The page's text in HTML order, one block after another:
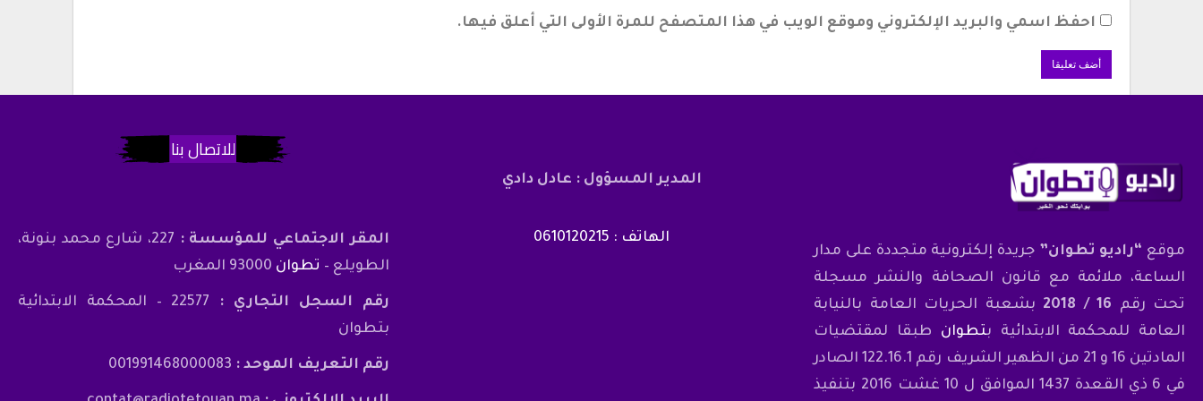
احفظ اسمي والبريد الإلكتروني وموقع الويب في هذا المتصفح للمرة الأولى التي أعلق فيها.
موقع “راديو تطوان” جريدة إلكترونية متجددة على مدار
الساعة، ملائمة مع قانون الصحافة والنشر مسجلة
تحت رقم 16 / 2018
بشعبة الحريات العامة بالنيابة
العامة للمحكمة الابتدائية بتطوان طبقا لمقتضيات
المادتين 16 و 21 من الظهير الشريف رقم 122.16.1 الصادر
في 6 ذي القعدة 1437 الموافق ل 10 غشت 2016 بتنفيذ
المدير المسؤول : عادل دادي
الهاتف : 0610120215
للاتصال بنا
المقر الاجتماعي للمؤسسة :
227، شارع محمد بنونة،
الطويلع – تطوان
رقم السجل التجاري :
22577 – المحكمة الابتدائية
بتطوان
رقم التعريف الموحد : 001991468000083